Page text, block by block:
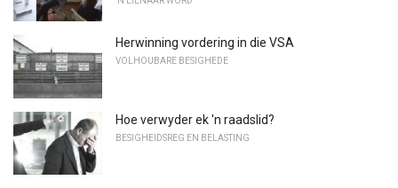
Herwinning vordering in die VSA
VOLHOUBARE BESIGHEDE
Hoe verwyder ek 'n raadslid?
BESIGHEIDSREG EN BELASTING